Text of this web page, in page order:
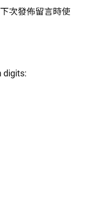
次發佈留言時使
digits: